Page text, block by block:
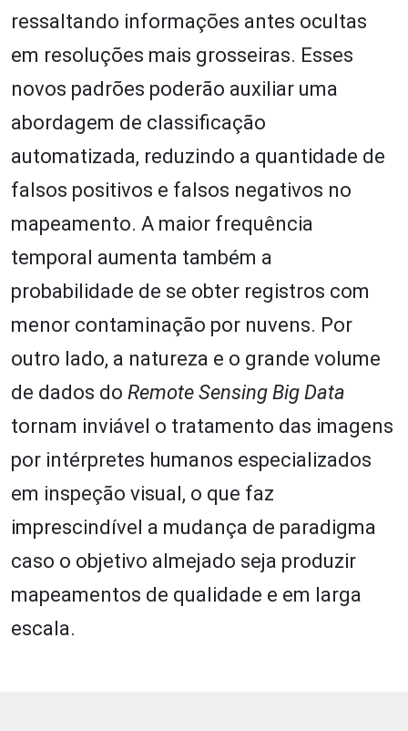
ressaltando informações antes ocultas
em resoluções mais grosseiras. Esses
novos padrões poderão auxiliar uma
abordagem de classificação
automatizada, reduzindo a quantidade de
falsos positivos e falsos negativos no
mapeamento. A maior frequência
temporal aumenta também a
probabilidade de se obter registros com
menor contaminação por nuvens. Por
outro lado, a natureza e o grande volume
de dados do Remote Sensing Big Data
tornam inviável o tratamento das imagens
por intérpretes humanos especializados
em inspeção visual, o que faz
imprescindível a mudança de paradigma
caso o objetivo almejado seja produzir
mapeamentos de qualidade e em larga
escala.